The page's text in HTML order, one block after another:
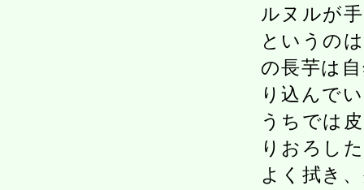
ルヌルが
というの
の長芋は
り込んで
うちでは
りおろし
よく拭き